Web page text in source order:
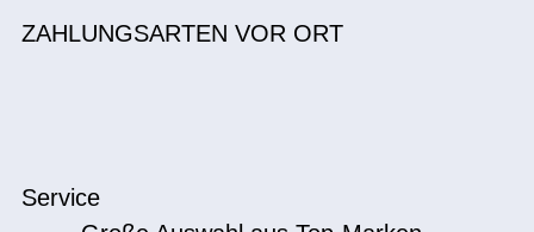
ZAHLUNGSARTEN VOR ORT
Service